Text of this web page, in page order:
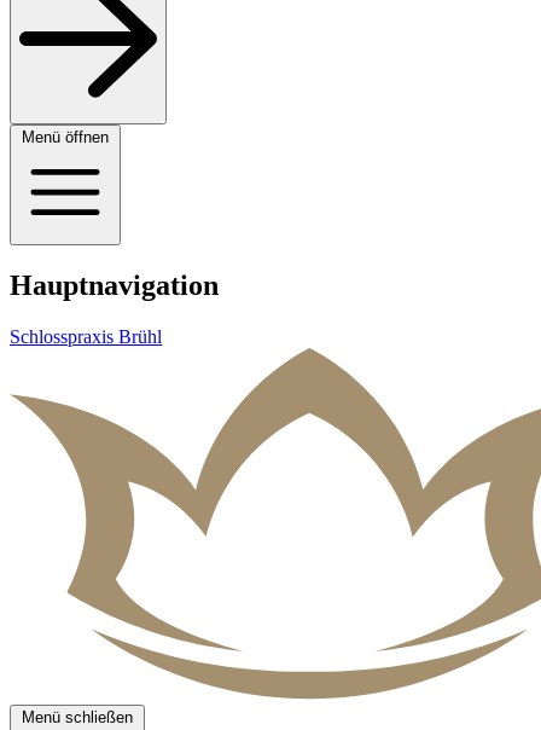
Menü öffnen
Hauptnavigation
Schlosspraxis Brühl
Menü schließen